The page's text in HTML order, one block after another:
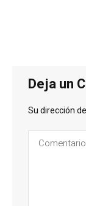
Deja un
Su dirección